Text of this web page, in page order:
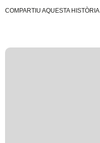
COMPARTIU AQUESTA HISTÒRIA